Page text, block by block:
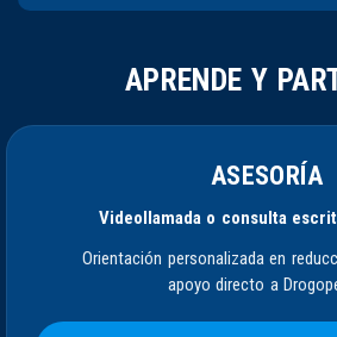
APRENDE Y
ASESORÍA
Videollamada o consulta
Orientación personalizada en
apoyo directo a